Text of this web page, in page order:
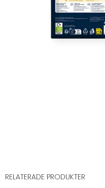
RELATERADE PRODUKTER